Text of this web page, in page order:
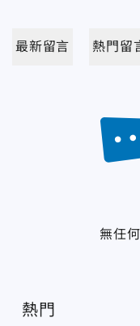
最新留言 熱門留
無任
熱門